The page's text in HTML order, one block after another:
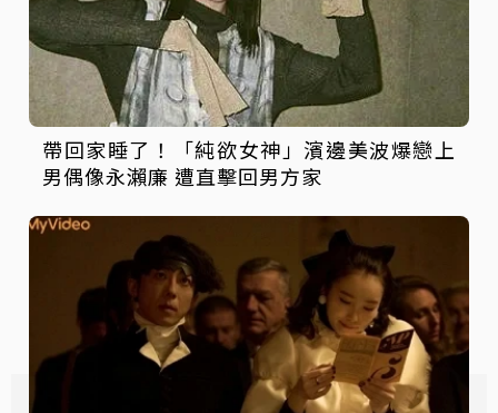
帶回家睡了！「純欲女神」濱邊美波爆戀上
男偶像永瀨廉 遭直擊回男方家